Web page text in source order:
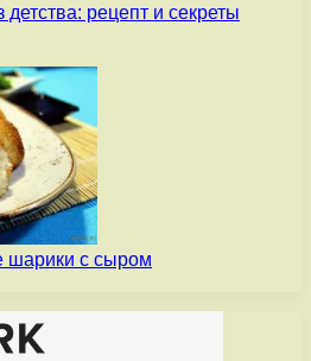
рецепт и секреты
шарики с сыром